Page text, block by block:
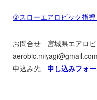
②スローエアロビック指
お問合せ 宮城県エアロ
aerobic.miyagi@gmail.com
申込み先申し込みフォ